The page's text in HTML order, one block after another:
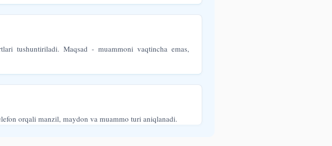
tushuntiriladi. Maqsad - muammoni vaqtincha emas,
orqali manzil, maydon va muammo turi aniqlanadi.